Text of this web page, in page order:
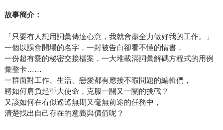
故事簡介：
「只要有人想用詞彙傳達心意，我就會盡全力做好我的工作。」
一個以誤會開場的名字，一封被告白卻看不懂的情書，
一份超有愛的秘密交接檔案，一大堆載滿詞彙解碼方程式的用例
彙整卡……
一群面對工作、生活、戀愛都有應接不暇問題的編輯們，
將如何肩負起重大使命，克服一關又一關的挑戰？
又該如何在看似遙遙無期又毫無前途的任務中，
清楚找出自己存在的意義與價值呢？